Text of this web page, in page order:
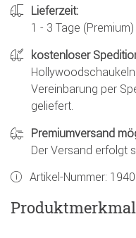
Lieferzeit:
1 - 3 Tage (Premium)
kostenloser
Vereinbarung per
geliefert.
Premiumversand
Der Versand erfolgt
Artikel-Nummer: